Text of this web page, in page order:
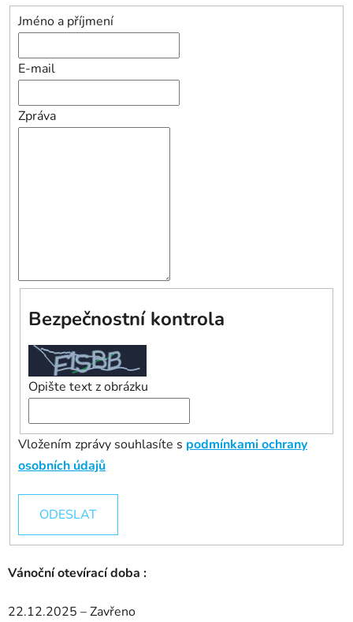
Jméno a příjmení
E-mail
Zpráva
Bezpečnostní kontrola
Opište text z obrázku
Vložením zprávy souhlasíte s podmínkami ochrany
osobních údajů
ODESLAT
Vánoční otevírací doba :
22.12.2025 – Zavřeno